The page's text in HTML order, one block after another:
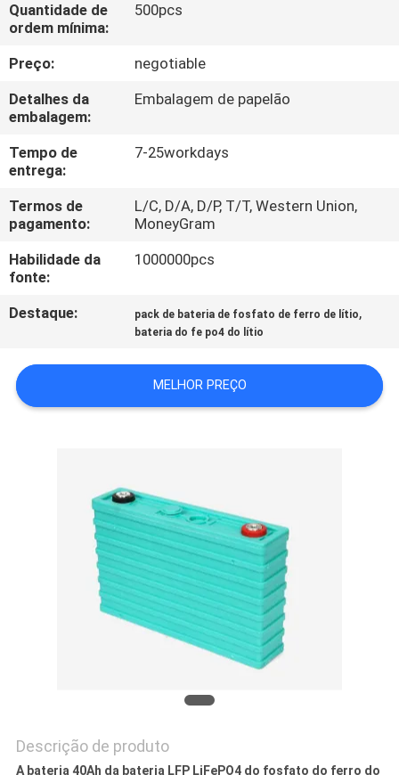
CONTROLE
DE
QUALIDADE
CONTACTE-
NOS
NOTÍCIAS
ORÇAMENTO
MAPA
DO
POLÍTICA
PRIVACIDADE
Quantidade de
ordem mínima:
500pcs
Preço:
negotiable
Detalhes da
embalagem:
Embalagem de papelão
Tempo de
entrega:
7-25workdays
Termos de
pagamento:
L/C, D/A, D/P, T/T, Western Union,
MoneyGram
Habilidade da
fonte:
1000000pcs
Destaque: pack de bateria de fosfato de ferro de lítio,
bateria do fe po4 do lítio
MELHOR PREÇO
Descrição de produto
A bateria 40Ah da bateria LFP LiFePO4 do fosfato do ferro do